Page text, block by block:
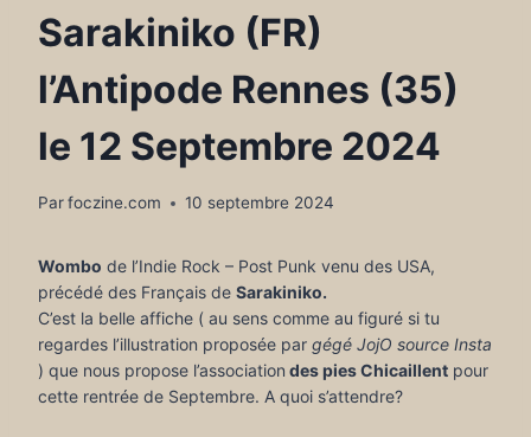
Sarakiniko (FR)
l’Antipode Rennes (35)
le 12 Septembre 2024
Parfoczine.com 10 septembre 2024
Wombo de l’Indie Rock – Post Punk venu des USA,
précédé des Français de Sarakiniko.
C’est la belle affiche ( au sens comme au figuré si tu
regardes l’illustration proposée par gégé JojO source Insta
) que nous propose l’association des pies Chicaillent pour
cette rentrée de Septembre. A quoi s’attendre?